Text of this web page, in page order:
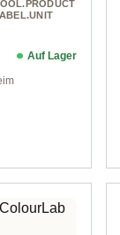
Auf Lager